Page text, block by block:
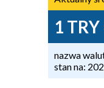
1 TRY
nazwa
stan na: